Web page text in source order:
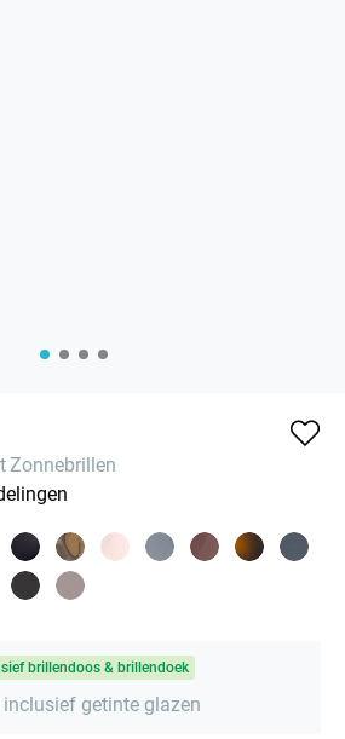
Zonnebrillen
brillendoos & brillendoek
getinte glazen